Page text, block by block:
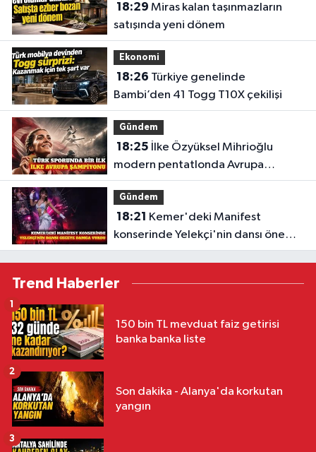
18:29
satışında yeni dönem
Ekonomi
18:26
Bambi’den 41 Togg T10X çekilişi
Gündem
18:25
modern pentatlonda Avrupa
şampiyonu
Gündem
18:21
konserinde Yelekçi'nin dansı öne
çıktı
Trend Haberler
150 bin TL mevduat faiz getirisi
banka banka liste
1
Son dakika - Alanya'da korkutan
yangın
2
3